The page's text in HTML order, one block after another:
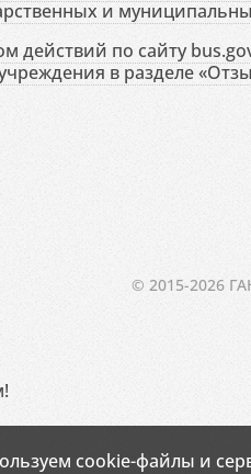
и
действий по сайту
в разделе
© 2015-2026
cookie-файлы и